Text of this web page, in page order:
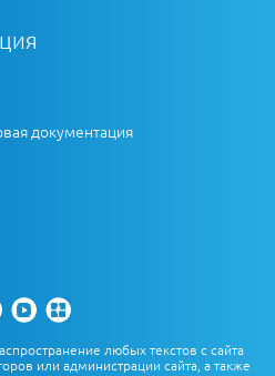
документация
любых текстов с сайта
или администрации сайта, а также